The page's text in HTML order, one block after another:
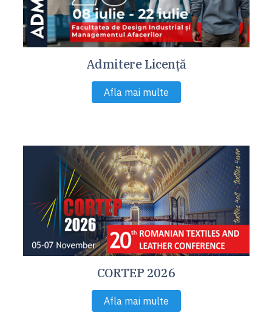
Admitere Licență
Afla mai multe
CORTEP 2026
Afla mai multe